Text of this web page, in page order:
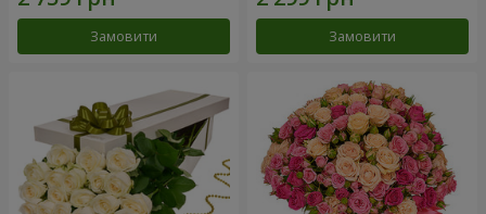
Замовити Замовити